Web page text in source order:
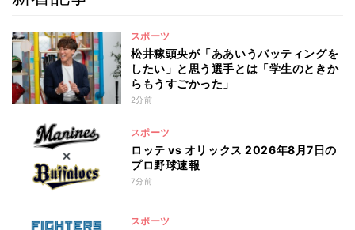
スポーツ
松井稼頭央が「ああいうバッティングを
したい」と思う選手とは「学生のときか
らもうすごかった」
2分前
スポーツ
ロッテ vs オリックス 2026年8月7日の
プロ野球速報
7分前
スポーツ